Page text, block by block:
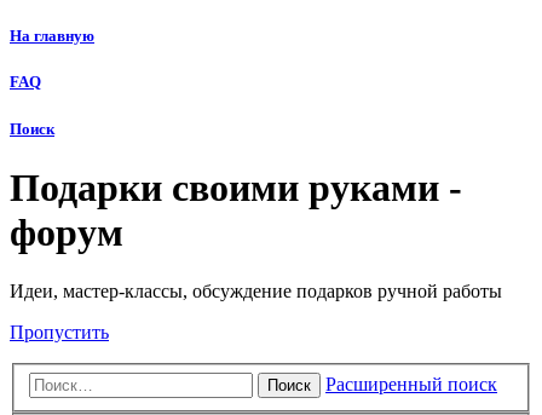
На главную
FAQ
Поиск
Подарки своими руками -
форум
Идеи, мастер-классы, обсуждение подарков ручной работы
Пропустить
Поиск Расширенный поиск